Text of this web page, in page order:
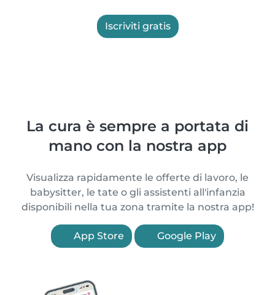
Iscriviti gratis
La cura è sempre a portata di
mano con la nostra app
Visualizza rapidamente le offerte di lavoro, le
babysitter, le tate o gli assistenti all'infanzia
disponibili nella tua zona tramite la nostra app!
App Store Google Play